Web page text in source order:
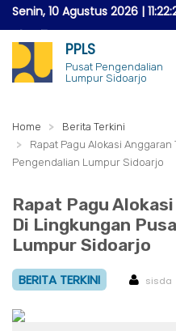
Senin, 10 Agustus 2026 |
PPLS
Pusat Pengendalian
Lumpur Sidoarjo
Home
Berita Terkini
Rapat Pagu Alokasi
Pengendalian Lumpur Sidoarjo
Rapat Pagu
Di Lingkungan
Lumpur Sidoarjo
BERITA TERKINI sisda